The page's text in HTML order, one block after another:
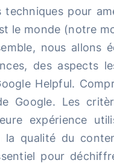
techniques pour
le monde (notre
nous allons
des aspects
Helpful.
Google. Les
expérience
la qualité du
pour